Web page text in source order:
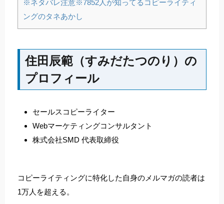
※ネタバレ注意※7852人が知ってるコピーライティ
ングのタネあかし
住田辰範（すみだたつのり）の
プロフィール
セールスコピーライター
Webマーケティングコンサルタント
株式会社SMD 代表取締役
コピーライティングに特化した自身のメルマガの読者は
1万人を超える。